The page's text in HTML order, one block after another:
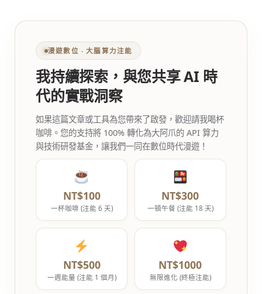
漫遊數位 ‧ 大腦算力注能
我持續探索，與您共享 AI 時
代的實戰洞察
如果這篇文章或工具為您帶來了啟發，歡迎請我喝杯
咖啡。您的支持將 100% 轉化為大阿爪的 API 算力
與技術研發基金，讓我們一同在數位時代漫遊！
NT$100
一杯咖啡 (注能 6 天)
NT$300
一頓午餐 (注能 18 天)
NT$500
一週能量 (注能 1 個月)
NT$1000
無限進化 (終極注能)